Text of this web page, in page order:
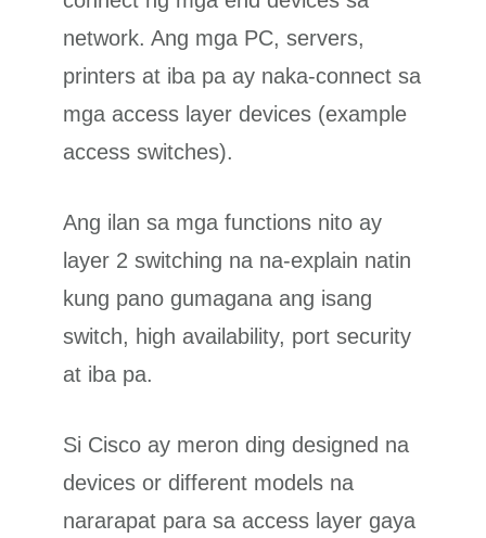
network. Ang mga PC, servers,
printers at iba pa ay naka-connect sa
mga access layer devices (example
access switches).
Ang ilan sa mga functions nito ay
layer 2 switching na na-explain natin
kung pano gumagana ang isang
switch, high availability, port security
at iba pa.
Si Cisco ay meron ding designed na
devices or different models na
nararapat para sa access layer gaya